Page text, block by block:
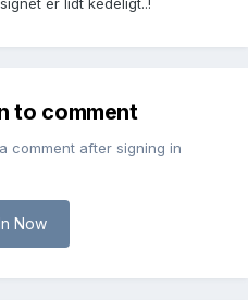
er lidt kedeligt..!
to comment
comment after signing in
Now